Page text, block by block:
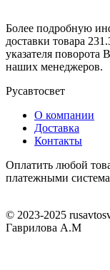
Более подробную
доставки товара
указателя поворота
наших менеджеров.
Русавтосвет
О компании
Доставка
Контакты
Оплатить любой
платежными
© 2023-2025
Гаврилова А.М